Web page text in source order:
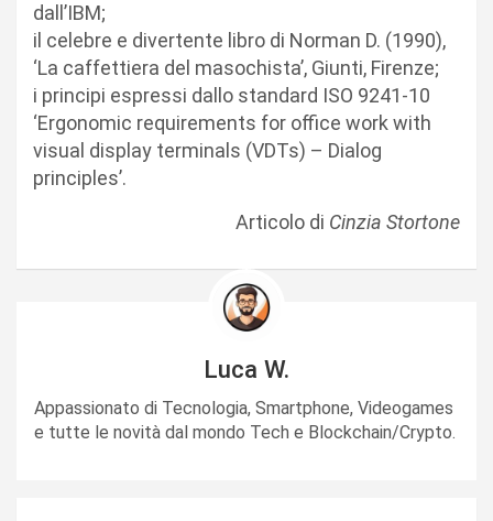
dall’IBM;
il celebre e divertente libro di Norman D. (1990),
‘La caffettiera del masochista’, Giunti, Firenze;
i principi espressi dallo standard ISO 9241-10
‘Ergonomic requirements for office work with
visual display terminals (VDTs) – Dialog
principles’.
Articolo di Cinzia Stortone
Luca W.
Appassionato di Tecnologia, Smartphone, Videogames
e tutte le novità dal mondo Tech e Blockchain/Crypto.